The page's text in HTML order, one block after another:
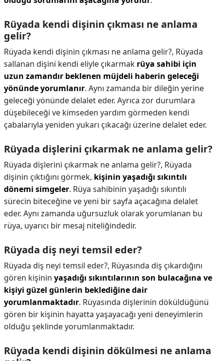
Rüyada kendi dişinin çıkması ne anlama
gelir?
Rüyada kendi dişinin çıkması ne anlama gelir?, Rüyada
sallanan dişini kendi eliyle çıkarmak rüya sahibi için
uzun zamandır beklenen müjdeli haberin geleceği
yönünde yorumlanır. Aynı zamanda bir dileğin yerine
geleceği yönünde delalet eder. Ayrıca zor durumlara
düşebileceği ve kimseden yardım görmeden kendi
çabalarıyla yeniden yukarı çıkacağı üzerine delalet eder.
Rüyada dişlerini çıkarmak ne anlama gelir?
Rüyada dişlerini çıkarmak ne anlama gelir?, Rüyada
dişinin çıktığını görmek, kişinin yaşadığı sıkıntılı
dönemi simgeler. Rüya sahibinin yaşadığı sıkıntılı
sürecin biteceğine ve yeni bir sayfa açacağına delalet
eder. Aynı zamanda uğursuzluk olarak yorumlanan bu
rüya, uyarıcı bir mesaj niteliğindedir.
Rüyada diş neyi temsil eder?
Rüyada diş neyi temsil eder?, Rüyasında diş çıkardığını
gören kişinin yaşadığı sıkıntılarının son bulacağına ve
kişiyi güzel günlerin beklediğine dair
yorumlanmaktadır. Rüyasında dişlerinin döküldüğünü
gören bir kişinin hayatta yaşayacağı yeni deneyimlerin
olduğu şeklinde yorumlanmaktadır.
Rüyada kendi dişinin dökülmesi ne anlama